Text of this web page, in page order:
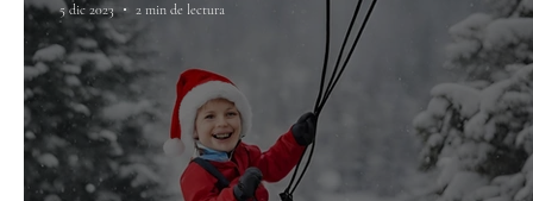
5 dic 2023 2 min de lectura